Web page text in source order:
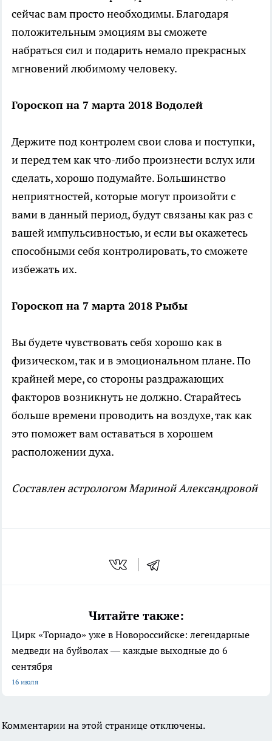
сейчас вам просто необходимы. Благодаря
положительным эмоциям вы сможете
набраться сил и подарить немало прекрасных
мгновений любимому человеку.
Гороскоп на 7 марта 2018 Водолей
Держите под контролем свои слова и поступки,
и перед тем как что-либо произнести вслух или
сделать, хорошо подумайте. Большинство
неприятностей, которые могут произойти с
вами в данный период, будут связаны как раз с
вашей импульсивностью, и если вы окажетесь
способными себя контролировать, то сможете
избежать их.
Гороскоп на 7 марта 2018 Рыбы
Вы будете чувствовать себя хорошо как в
физическом, так и в эмоциональном плане. По
крайней мере, со стороны раздражающих
факторов возникнуть не должно. Старайтесь
больше времени проводить на воздухе, так как
это поможет вам оставаться в хорошем
расположении духа.
Составлен астрологом Мариной Александровой
Читайте также:
Цирк «Торнадо» уже в Новороссийске: легендарные
медведи на буйволах — каждые выходные до 6
сентября
16 июля
Комментарии на этой странице отключены.